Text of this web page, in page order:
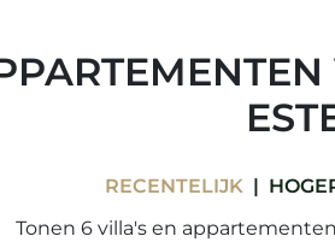
RECENTELIJK
Tonen 6 villa's en